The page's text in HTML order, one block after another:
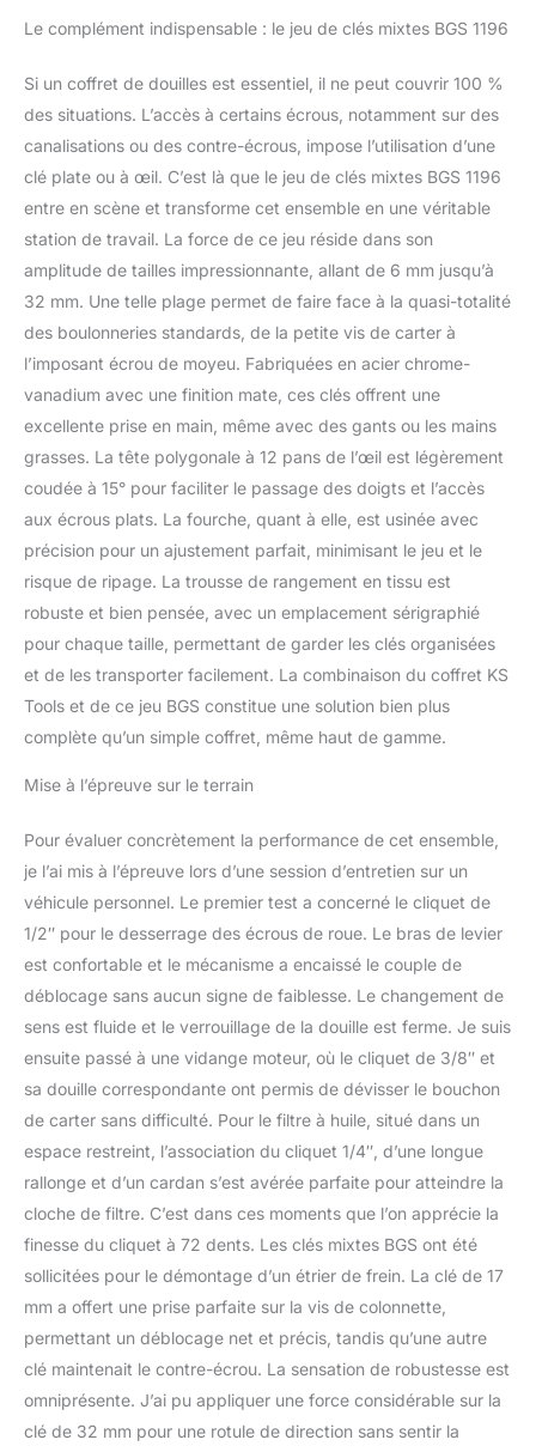
Le complément indispensable : le jeu de clés mixtes BGS 1196
Si un coffret de douilles est essentiel, il ne peut couvrir 100 %
des situations. L’accès à certains écrous, notamment sur des
canalisations ou des contre-écrous, impose l’utilisation d’une
clé plate ou à œil. C’est là que le jeu de clés mixtes BGS 1196
entre en scène et transforme cet ensemble en une véritable
station de travail. La force de ce jeu réside dans son
amplitude de tailles impressionnante, allant de 6 mm jusqu’à
32 mm. Une telle plage permet de faire face à la quasi-totalité
des boulonneries standards, de la petite vis de carter à
l’imposant écrou de moyeu. Fabriquées en acier chrome-
vanadium avec une finition mate, ces clés offrent une
excellente prise en main, même avec des gants ou les mains
grasses. La tête polygonale à 12 pans de l’œil est légèrement
coudée à 15° pour faciliter le passage des doigts et l’accès
aux écrous plats. La fourche, quant à elle, est usinée avec
précision pour un ajustement parfait, minimisant le jeu et le
risque de ripage. La trousse de rangement en tissu est
robuste et bien pensée, avec un emplacement sérigraphié
pour chaque taille, permettant de garder les clés organisées
et de les transporter facilement. La combinaison du coffret KS
Tools et de ce jeu BGS constitue une solution bien plus
complète qu’un simple coffret, même haut de gamme.
Mise à l’épreuve sur le terrain
Pour évaluer concrètement la performance de cet ensemble,
je l’ai mis à l’épreuve lors d’une session d’entretien sur un
véhicule personnel. Le premier test a concerné le cliquet de
1/2″ pour le desserrage des écrous de roue. Le bras de levier
est confortable et le mécanisme a encaissé le couple de
déblocage sans aucun signe de faiblesse. Le changement de
sens est fluide et le verrouillage de la douille est ferme. Je suis
ensuite passé à une vidange moteur, où le cliquet de 3/8″ et
sa douille correspondante ont permis de dévisser le bouchon
de carter sans difficulté. Pour le filtre à huile, situé dans un
espace restreint, l’association du cliquet 1/4″, d’une longue
rallonge et d’un cardan s’est avérée parfaite pour atteindre la
cloche de filtre. C’est dans ces moments que l’on apprécie la
finesse du cliquet à 72 dents. Les clés mixtes BGS ont été
sollicitées pour le démontage d’un étrier de frein. La clé de 17
mm a offert une prise parfaite sur la vis de colonnette,
permettant un déblocage net et précis, tandis qu’une autre
clé maintenait le contre-écrou. La sensation de robustesse est
omniprésente. J’ai pu appliquer une force considérable sur la
clé de 32 mm pour une rotule de direction sans sentir la